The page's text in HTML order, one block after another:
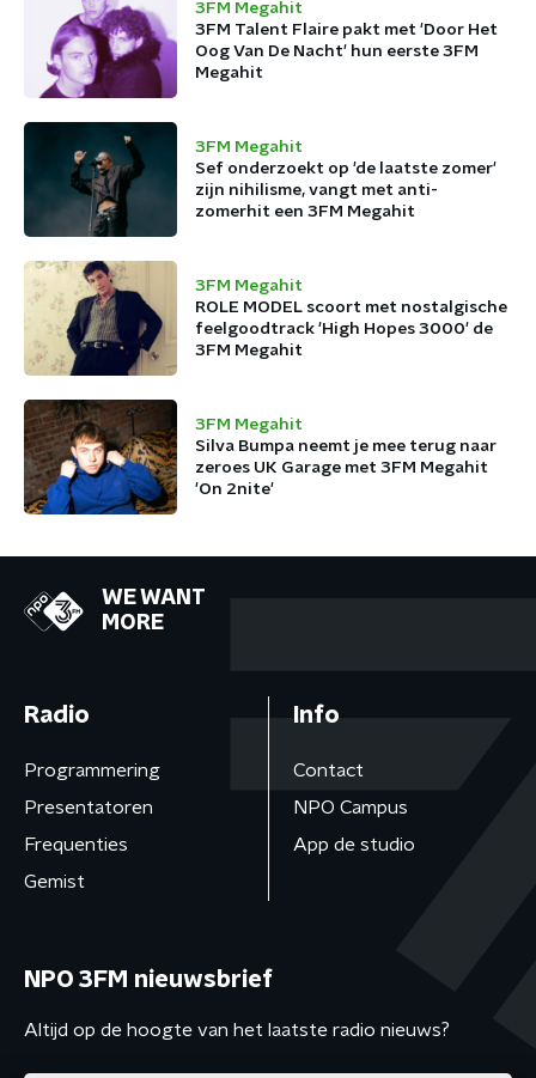
3FM Megahit
3FM Talent Flaire pakt met 'Door Het
Oog Van De Nacht' hun eerste 3FM
Megahit
3FM Megahit
Sef onderzoekt op 'de laatste zomer'
zijn nihilisme, vangt met anti-
zomerhit een 3FM Megahit
3FM Megahit
ROLE MODEL scoort met nostalgische
feelgoodtrack 'High Hopes 3000' de
3FM Megahit
3FM Megahit
Silva Bumpa neemt je mee terug naar
zeroes UK Garage met 3FM Megahit
'On 2nite'
WE WANT
MORE
Radio
Programmering
Presentatoren
Frequenties
Gemist
Info
Contact
NPO Campus
App de studio
NPO 3FM nieuwsbrief
Altijd op de hoogte van het laatste radio nieuws?